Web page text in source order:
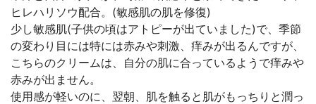
ヒレハリソウ配合。(敏感肌の肌を修復)
少し敏感肌(子供の頃はアトピーが出ていました)で、季節
の変わり目には特には赤みや刺激、痒みが出るんですが、
こちらのクリームは、自分の肌に合っているようで痒みや
赤みが出ません。
使用感が軽いのに、翌朝、肌を触ると肌がもっちりと潤っ